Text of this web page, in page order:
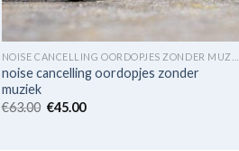
noise cancelling oordopjes zonder
muziek
€63.00 €45.00